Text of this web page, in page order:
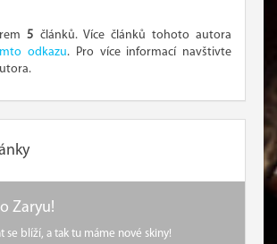
5 článků. Více článků tohoto autora
odkazu. Pro více informací navštivte
Zaryu!
se blíží, a tak tu máme nové skiny!